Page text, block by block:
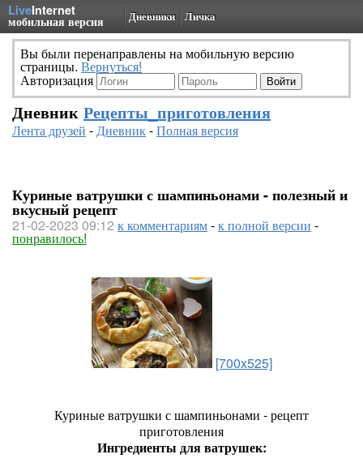
LiveInternet
мобильная версия Дневники Личка
Вы были перенаправлены на мобильную версию
страницы. Вернуться!
Авторизация
Дневник Рецепты_приготовления
Лента друзей -Дневник-Полная версия
Куриные ватрушки с шампиньонами - полезный и
вкусный рецепт
21-02-2023 09:12 к комментариям-к полной версии -
понравилось!
[700x525]
Куриные ватрушки с шампиньонами - рецепт
приготовления
Ингредиенты для ватрушек: